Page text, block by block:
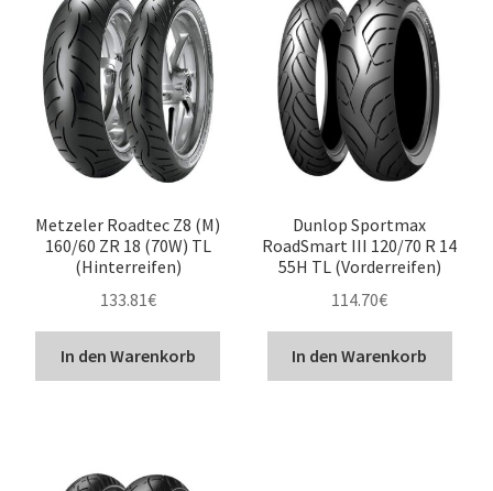
Metzeler Roadtec Z8 (M)
160/60 ZR 18 (70W) TL
(Hinterreifen)
133.81€
In den Warenkorb
Dunlop Sportmax
RoadSmart III 120/70 R 14
55H TL (Vorderreifen)
114.70€
In den Warenkorb